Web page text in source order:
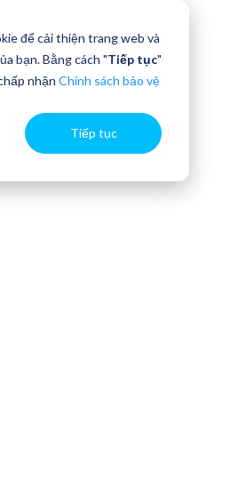
để cải thiện trang web và
bạn. Bằng cách "Tiếp tục"
nhận Chính sách bảo vệ
Tiếp tục